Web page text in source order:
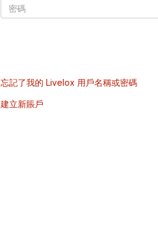
忘記了我的 Livelox 用戶名稱或密碼
建立新賬戶